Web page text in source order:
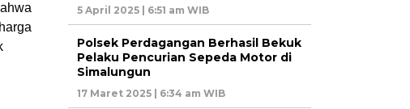
5 April 2025 | 6:51 am WIB
Polsek Perdagangan Berhasil Bekuk
Pelaku Pencurian Sepeda Motor di
Simalungun
17 Maret 2025 | 6:34 am WIB